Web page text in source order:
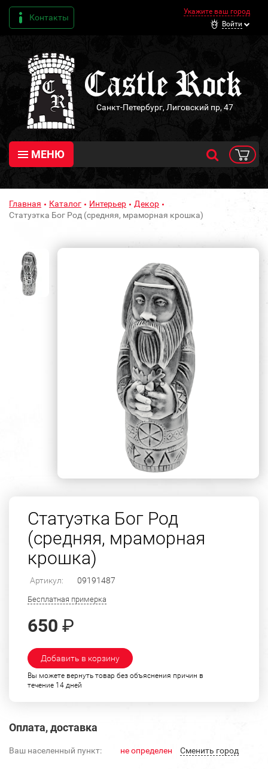
Контакты
Укажите ваш город
Войти
Санкт-Петербург, Лиговский пр, 47
МЕНЮ
Главная Каталог Интерьер
Декор
Статуэтка Бог Род (средняя, мраморная крошка)
Статуэтка Бог Род
(средняя, мраморная
крошка)
Артикул: 09191487
Бесплатная примерка
650 ₽
Добавить в корзину
Вы можете вернуть товар без объяснения причин в
течение 14 дней
Оплата, доставка
Ваш населенный пункт: не определен Cменить город